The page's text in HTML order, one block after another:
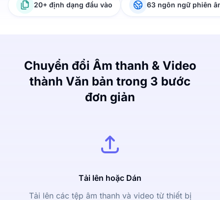
20+ định dạng đầu vào 63 ngôn ngữ phiên
Chuyển đổi Âm thanh & Video
thành Văn bản trong 3 bước
đơn giản
Tải lên hoặc Dán
Tải lên các tệp âm thanh và video từ thiết bị